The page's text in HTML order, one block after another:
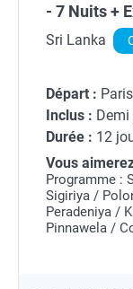
- 7 Nuits +
3 nuits =
Sri Lanka
Départ : Paris
Inclus : Demi
Durée : 12
Vous
Programme :
Sigiriya /
Peradeniya /
Pinnawela /